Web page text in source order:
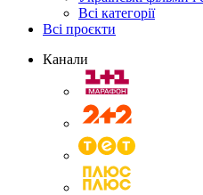
Всі категорії
Всі проєкти
Канали